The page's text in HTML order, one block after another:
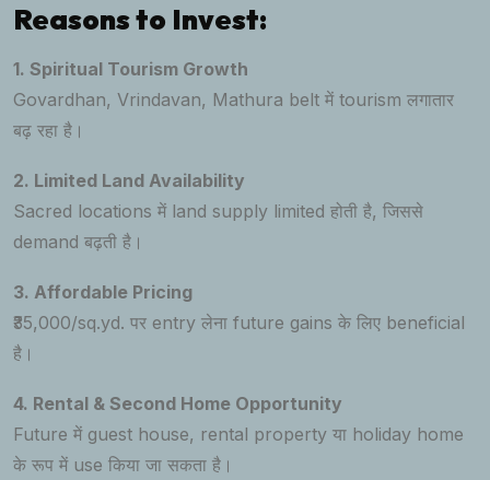
Reasons to Invest:
1. Spiritual Tourism Growth
Govardhan, Vrindavan, Mathura belt में tourism लगातार
बढ़ रहा है।
2. Limited Land Availability
Sacred locations में land supply limited होती है, जिससे
demand बढ़ती है।
3. Affordable Pricing
₹35,000/sq.yd. पर entry लेना future gains के लिए beneficial
है।
4. Rental & Second Home Opportunity
Future में guest house, rental property या holiday home
के रूप में use किया जा सकता है।